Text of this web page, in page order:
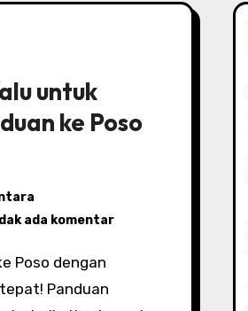
untuk
ke Poso
ada komentar
Panduan